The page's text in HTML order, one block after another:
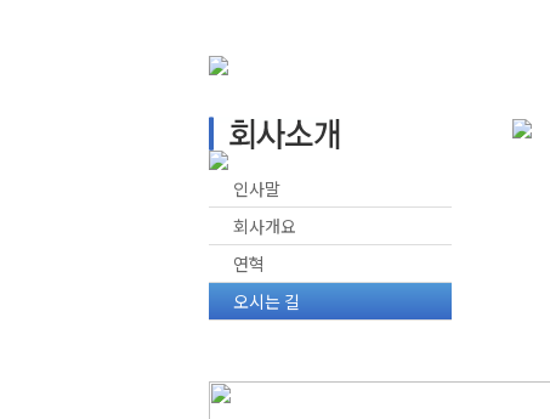
인사말
회사개요
연혁
오시는 길